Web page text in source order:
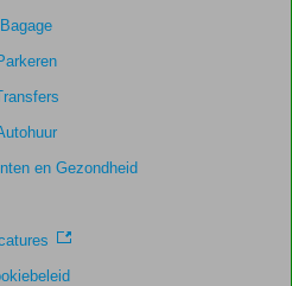
7,7
6,5
Bagage
en Gezondheid